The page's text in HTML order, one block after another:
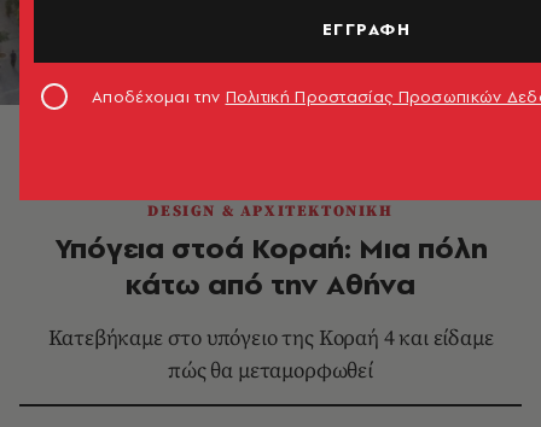
DESIGN & ΑΡΧΙΤΕΚΤΟΝΙΚΗ
Υπόγεια στοά Κοραή: Μια πόλη
κάτω από την Αθήνα
Κατεβήκαμε στο υπόγειο της Κοραή 4 και είδαμε
πώς θα μεταμορφωθεί
ΕΓΓΡΑΦΗ
Αποδέχομαι την Πολιτική Προστασίας Προσωπικών